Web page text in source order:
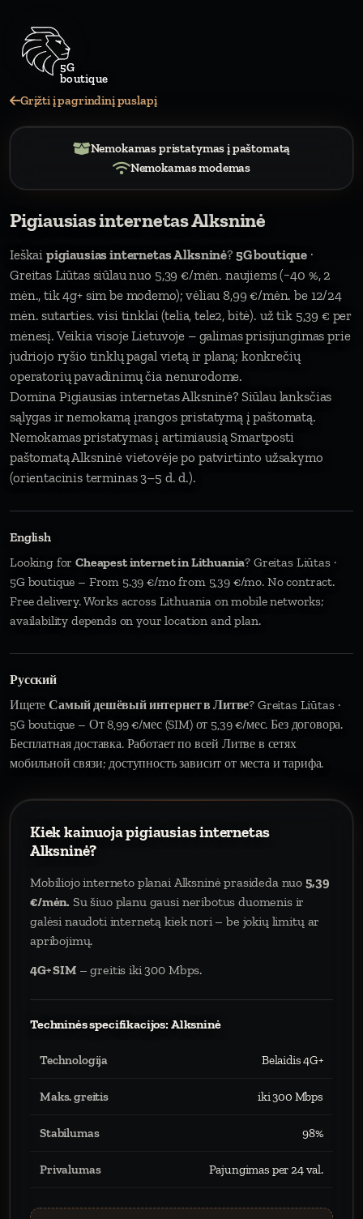
Grįžti į pagrindinį puslapį
Nemokamas pristatymas į paštomatą
Nemokamas modemas
Pigiausias internetas Alksninė
Ieškai pigiausias internetas Alksninė? 5G boutique ·
Greitas Liūtas siūlau nuo 5,39 €/mėn. naujiems (−40 %, 2
mėn., tik 4g+ sim be modemo); vėliau 8,99 €/mėn. be 12/24
mėn. sutarties. visi tinklai (telia, tele2, bitė). už tik 5,39 € per
mėnesį. Veikia visoje Lietuvoje – galimas prisijungimas prie
judriojo ryšio tinklų pagal vietą ir planą; konkrečių
operatorių pavadinimų čia nenurodome.
Domina Pigiausias internetas Alksninė? Siūlau lanksčias
sąlygas ir nemokamą įrangos pristatymą į paštomatą.
Nemokamas pristatymas į artimiausią Smartposti
paštomatą Alksninė vietovėje po patvirtinto užsakymo
(orientacinis terminas 3–5 d. d.).
English
Looking forCheapest internet in Lithuania? Greitas Liūtas ·
5G boutique – From 5.39 €/mo from 5,39 €/mo. No contract.
Free delivery. Works across Lithuania on mobile networks;
availability depends on your location and plan.
Русский
ИщетеСамый дешёвый интернет в Литве? Greitas Liūtas ·
5G boutique – От 8,99 €/мес (SIM) от 5,39 €/мес. Без договора.
Бесплатная доставка. Работает по всей Литве в сетях
мобильной связи; доступность зависит от места и тарифа.
Kiek kainuoja pigiausias internetas
Alksninė?
Mobiliojo interneto planai Alksninė prasideda nuo 5,39
€/mėn. Su šiuo planu gausi neribotus duomenis ir
galėsi naudoti internetą kiek nori – be jokių limitų ar
apribojimų.
4G+ SIM– greitis iki 300 Mbps.
Techninės specifikacijos: Alksninė
Technologija Belaidis 4G+
Maks. greitis iki 300 Mbps
Stabilumas 98%
Privalumas Pajungimas per 24 val.